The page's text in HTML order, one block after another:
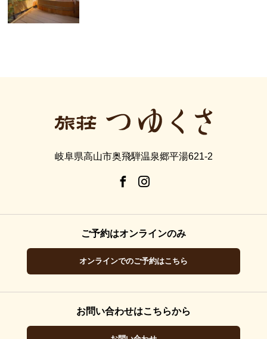
岐阜県高山市奥飛騨温泉郷平湯621-2
ご予約はオンラインのみ
オンラインでのご予約はこちら
お問い合わせはこちらから